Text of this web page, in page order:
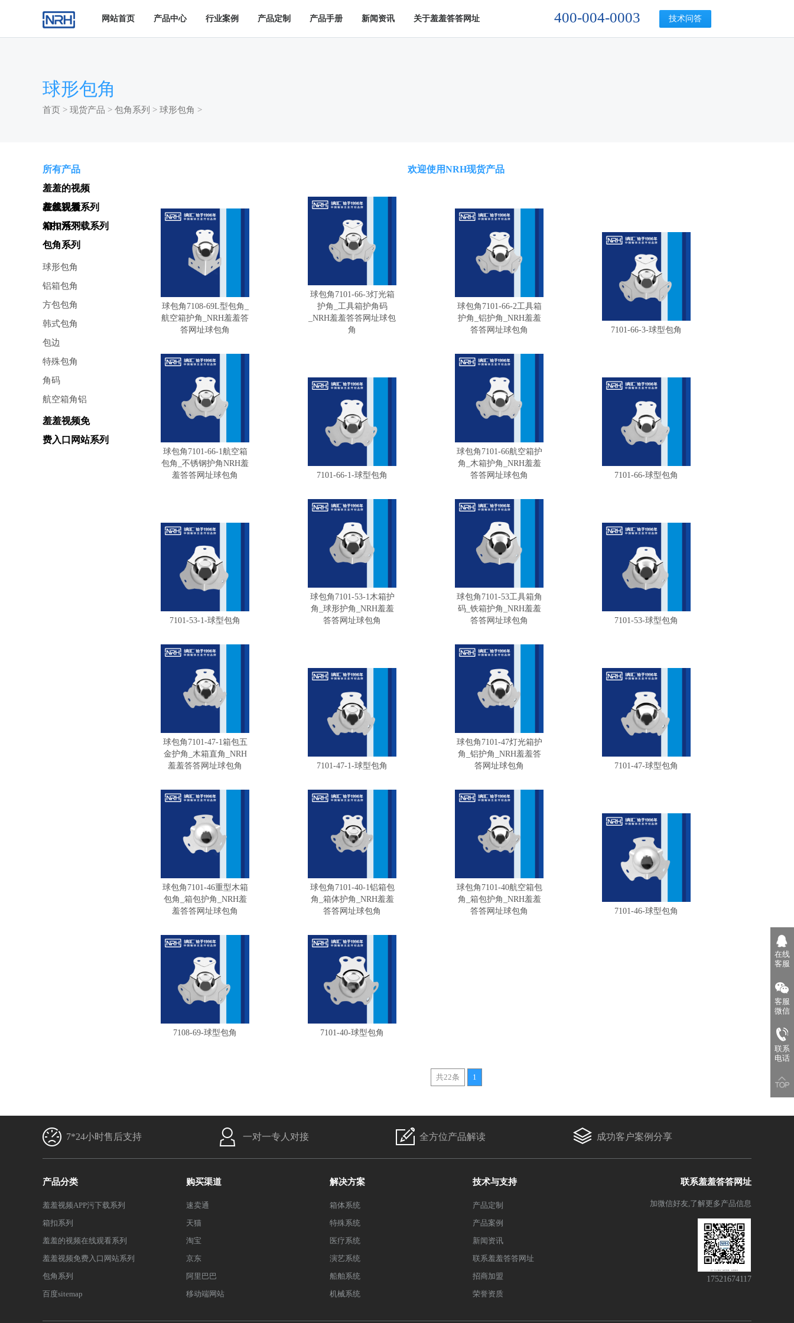
网站首页 产品中心 行业案例 产品定制 产品手册 新闻资讯 关于羞羞答答网址 400-004-0003 技术问答
球形包角
首页 > 现货产品 > 包角系列 > 球形包角 >
所有产品
羞羞的视频
在线观看系列
羞羞视频
APP污下载系列
箱扣系列
包角系列
球形包角
铝箱包角
方包包角
韩式包角
包边
特殊包角
角码
航空箱角铝
羞羞视频免
费入口网站系列
欢迎使用NRH现货产品
球包角7108-69L型包角_
航空箱护角_NRH羞羞答
答网址球包角
球包角7101-66-3灯光箱
护角_工具箱护角码
_NRH羞羞答答网址球包
角
球包角7101-66-2工具箱
护角_铝护角_NRH羞羞
答答网址球包角
7101-66-3-球型包角
球包角7101-66-1航空箱
包角_不锈钢护角NRH羞
羞答答网址球包角
7101-66-1-球型包角
球包角7101-66航空箱护
角_木箱护角_NRH羞羞
答答网址球包角
7101-66-球型包角
7101-53-1-球型包角
球包角7101-53-1木箱护
角_球形护角_NRH羞羞
答答网址球包角
球包角7101-53工具箱角
码_铁箱护角_NRH羞羞
答答网址球包角
7101-53-球型包角
球包角7101-47-1箱包五
金护角_木箱直角_NRH
羞羞答答网址球包角
7101-47-1-球型包角
球包角7101-47灯光箱护
角_铝护角_NRH羞羞答
答网址球包角
7101-47-球型包角
球包角7101-46重型木箱
包角_箱包护角_NRH羞
羞答答网址球包角
球包角7101-40-1铝箱包
角_箱体护角_NRH羞羞
答答网址球包角
球包角7101-40航空箱包
角_箱包护角_NRH羞羞
答答网址球包角
7101-46-球型包角
7108-69-球型包角 7101-40-球型包角
共22条 1
7*24小时售后支持 一对一专人对接 全方位产品解读 成功客户案例分享
产品分类
羞羞视频APP污下载系列
箱扣系列
羞羞的视频在线观看系列
羞羞视频免费入口网站系列
包角系列
百度sitemap
购买渠道
速卖通
天猫
淘宝
京东
阿里巴巴
移动端网站
解决方案
箱体系统
特殊系统
医疗系统
演艺系统
船舶系统
机械系统
技术与支持
产品定制
产品案例
新闻资讯
联系羞羞答答网址
招商加盟
荣誉资质
联系羞羞答答网址
加微信好友,了解更多产品信息
17521674117
在线
客服
客服
微信
联系
电话